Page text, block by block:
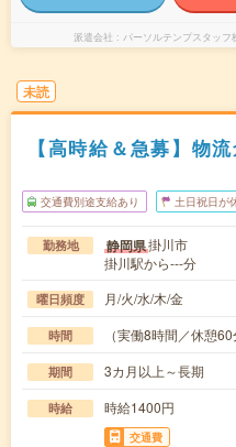
派遣会社 パーソルテンプスタッ
未読
【高時給＆急募】物
交通費別途支給あり 土日祝日が
勤務地 静岡県掛川市
掛川駅から---分
曜日頻度 月/火/水/木/金
時間 （実働8時間／休憩60
期間 3カ月以上～長期
時給 時給1400円
交通費